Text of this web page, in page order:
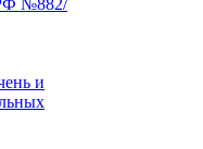
№882/
и